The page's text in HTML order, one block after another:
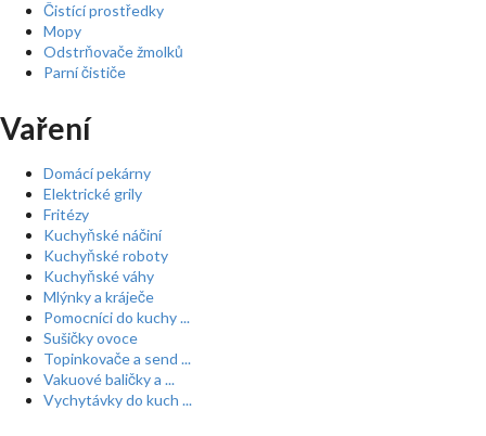
Čistící prostředky
Mopy
Odstrňovače žmolků
Parní čističe
Vaření
Domácí pekárny
Elektrické grily
Fritézy
Kuchyňské náčiní
Kuchyňské roboty
Kuchyňské váhy
Mlýnky a kráječe
Pomocníci do kuchy ...
Sušičky ovoce
Topinkovače a send ...
Vakuové baličky a ...
Vychytávky do kuch ...